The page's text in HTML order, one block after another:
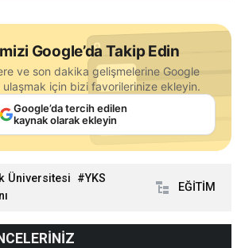
Google’da Takip Edin
ve son dakika gelişmelerine Google
ulaşmak için bizi favorilerinize ekleyin.
Google’da tercih edilen
kaynak olarak ekleyin
Üniversitesi
YKS
EĞİTİM